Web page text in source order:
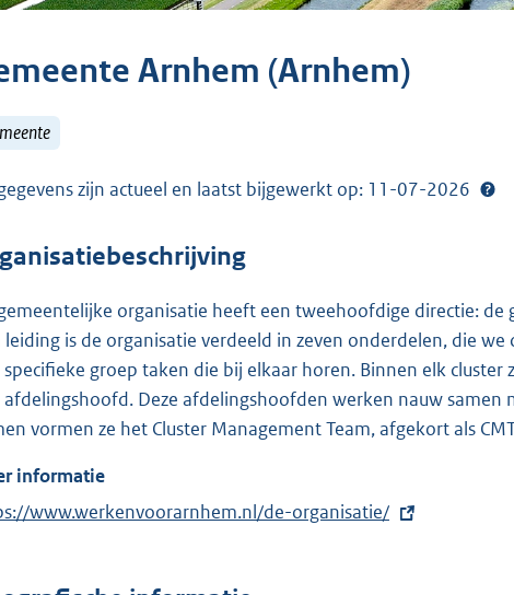
Arnhem (Arnhem)
zijn actueel en laatst bijgewerkt op: 11-07-2026
organisatie heeft een tweehoofdige directie: de
leiding is de organisatie verdeeld in zeven onderdelen, die
specifieke groep taken die bij elkaar horen. Binnen elk
afdelingshoofd. Deze afdelingshoofden werken nauw samen
vormen ze het Cluster Management Team, afgekort als
informatie
www.werkenvoorarnhem.nl/de-organisatie/